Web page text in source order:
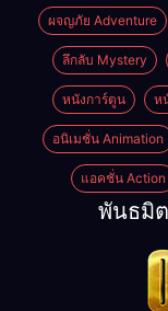
ผจญภัย Adventure
ลึกลับ Mystery
หนังการ์ตูน ห
อนิเมชั่น Animation
แอคชั่น Action
พันธมิต